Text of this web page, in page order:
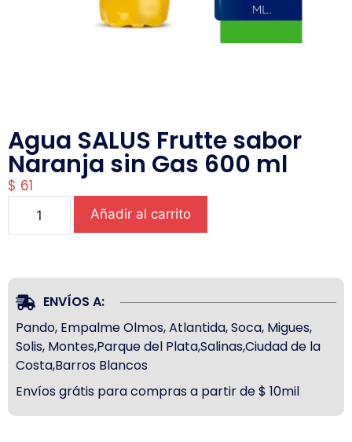
Agua SALUS Frutte sabor
Naranja sin Gas 600 ml
$ 61
Añadir al carrito
ENVÍOS A:
Pando, Empalme Olmos, Atlantida, Soca, Migues,
Solis, Montes,Parque del Plata,Salinas,Ciudad de la
Costa,Barros Blancos
Envíos grátis para compras a partir de $ 10mil